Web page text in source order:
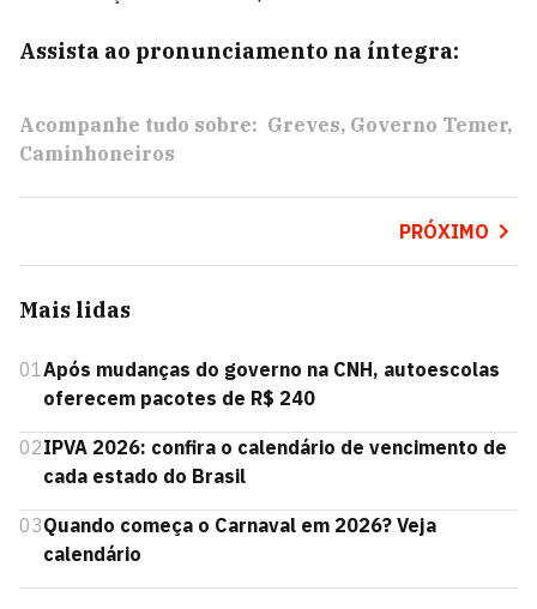
Assista ao pronunciamento na íntegra:
Acompanhe tudo sobre: Greves Governo Temer
Caminhoneiros
PRÓXIMO
Mais lidas
01Após mudanças do governo na CNH, autoescolas
oferecem pacotes de R$ 240
02IPVA 2026: confira o calendário de vencimento de
cada estado do Brasil
03Quando começa o Carnaval em 2026? Veja
calendário